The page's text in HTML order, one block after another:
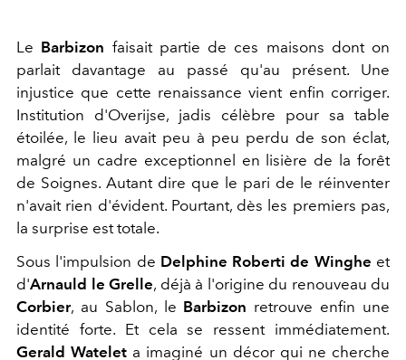
Le Barbizon faisait partie de ces maisons dont on
parlait davantage au passé qu'au présent. Une
injustice que cette renaissance vient enfin corriger.
Institution d'Overijse, jadis célèbre pour sa table
étoilée, le lieu avait peu à peu perdu de son éclat,
malgré un cadre exceptionnel en lisière de la forêt
de Soignes. Autant dire que le pari de le réinventer
n'avait rien d'évident. Pourtant, dès les premiers pas,
la surprise est totale.
Sous l'impulsion de Delphine Roberti de Winghe et
d'Arnauld le Grelle, déjà à l'origine du renouveau du
Corbier, au Sablon, le Barbizon retrouve enfin une
identité forte. Et cela se ressent immédiatement.
Gerald Watelet a imaginé un décor qui ne cherche